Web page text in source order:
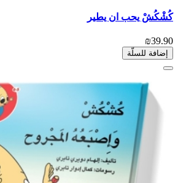
كُشْكُشْ يحب ان يطير
₪39.90
إضافة للسلّة